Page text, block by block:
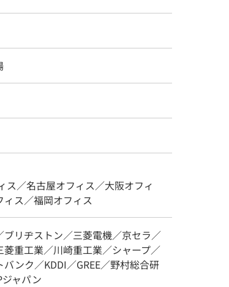
ス／名古屋オフィス／大阪オフィ
ス／福岡オフィス
リヂストン／三菱電機／京セラ／
重工業／川崎重工業／シャープ／
ンク／KDDI／GREE／野村総合研
ャパン